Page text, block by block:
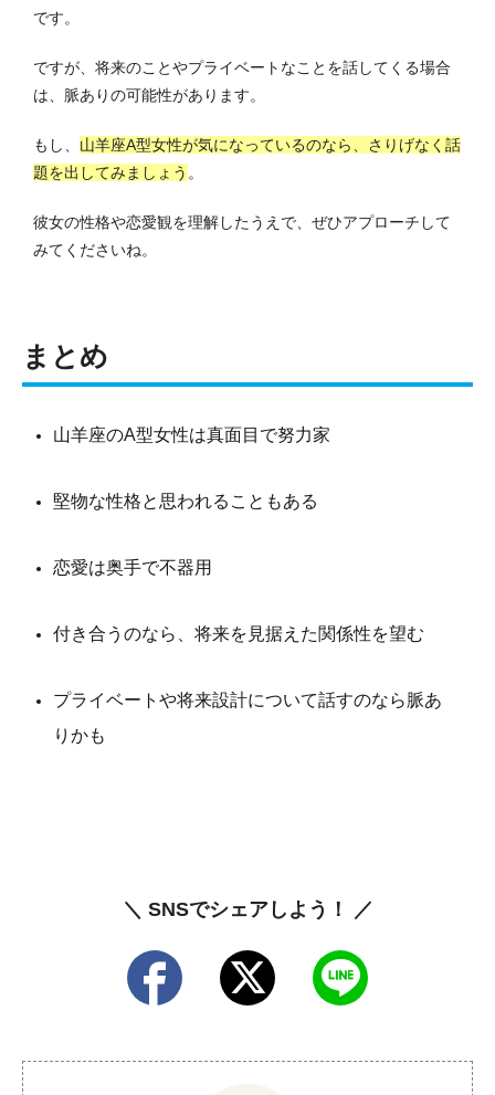
です。
ですが、将来のことやプライベートなことを話してくる場合
は、脈ありの可能性があります。
もし、 山羊座A型女性が気になっているのなら、さりげなく話
題を出してみましょう 。
彼女の性格や恋愛観を理解したうえで、ぜひアプローチして
みてくださいね。
まとめ
山羊座のA型女性は真面目で努力家
堅物な性格と思われることもある
恋愛は奥手で不器用
付き合うのなら、将来を見据えた関係性を望む
プライベートや将来設計について話すのなら脈あ
りかも
＼ SNSでシェアしよう！ ／